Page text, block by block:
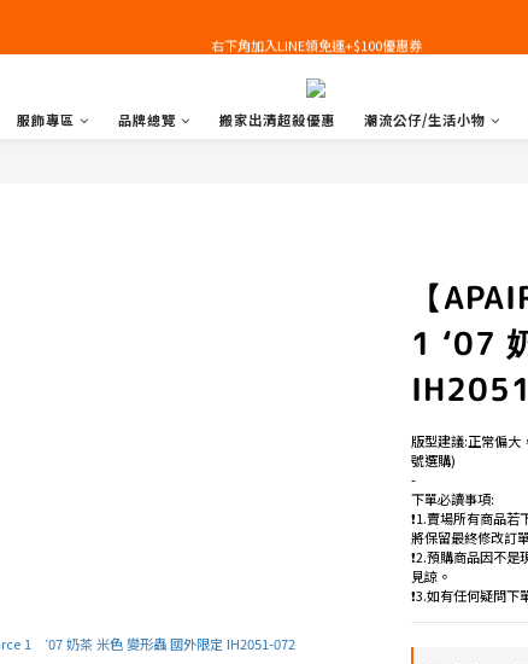
即日起，預購商品可提供部分訂金後尾款貨到付款(需協助請洽官
服飾專區 品牌總覽 搬家出清超殺優惠 潮流公仔/生活小物
【
1 ‘07
版型建議:正常偏大
號選購)
-
下單必讀事項:
❗️1.賣場所有商品
將保留最終修改訂
❗️2.預購商品因不
見諒。
❗️3.如有任何疑問